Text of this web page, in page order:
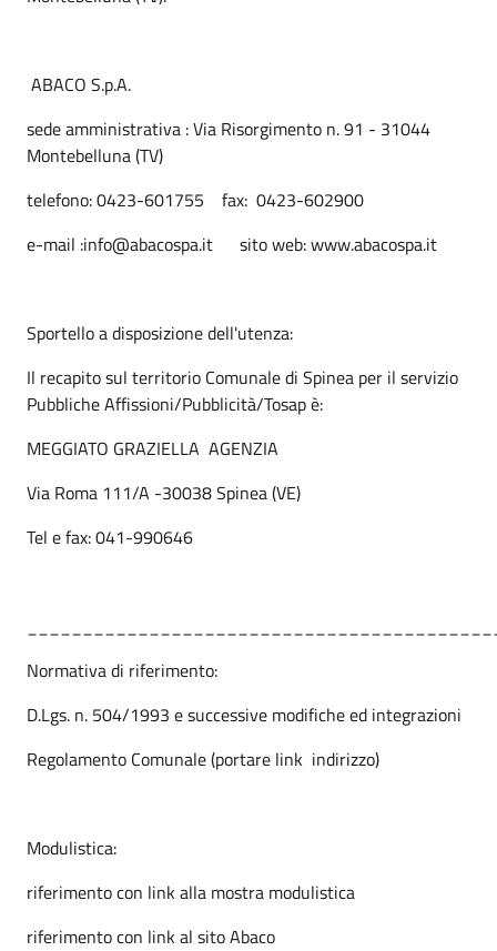
ABACO S.p.A.
sede amministrativa : Via Risorgimento n. 91 - 31044
Montebelluna (TV)
telefono: 0423-601755 fax: 0423-602900
e-mail :info@abacospa.it sito web: www.abacospa.it
Sportello a disposizione dell'utenza:
Il recapito sul territorio Comunale di Spinea per il servizio
Pubbliche Affissioni/Pubblicità/Tosap è:
MEGGIATO GRAZIELLA AGENZIA
Via Roma 111/A -30038 Spinea (VE)
Tel e fax: 041-990646
Normativa di riferimento:
D.Lgs. n. 504/1993 e successive modifiche ed integrazioni
Regolamento Comunale (portare link indirizzo)
Modulistica:
riferimento con link alla mostra modulistica
riferimento con link al sito Abaco